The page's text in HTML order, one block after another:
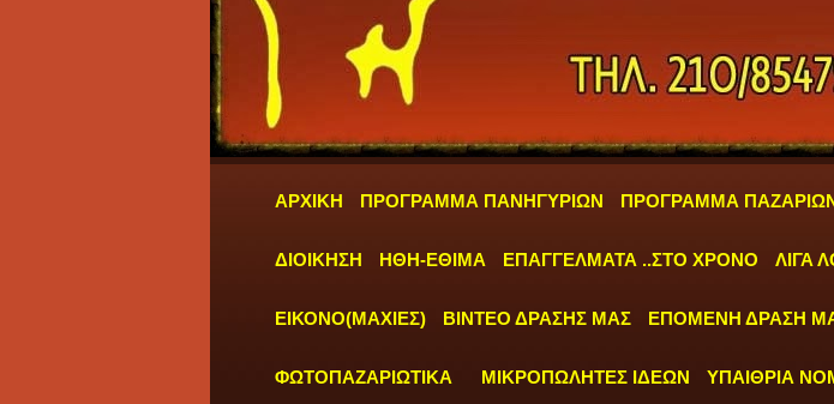
ΑΡΧΙΚΗ ΠΡΟΓΡΑΜΜΑ ΠΑΝΗΓΥΡΙΩΝ ΠΡΟΓΡΑΜΜΑ
ΔΙΟΙΚΗΣΗ ΗΘΗ-ΕΘΙΜΑ ΕΠΑΓΓΕΛΜΑΤΑ ..ΣΤΟ ΧΡΟΝΟ ΛΙΓΑ
ΕΙΚΟΝΟ(ΜΑΧΙΕΣ) ΒΙΝΤΕΟ ΔΡΑΣΗΣ ΜΑΣ ΕΠΟΜΕΝΗ ΔΡΑΣΗ
ΦΩΤΟΠΑΖΑΡΙΩΤΙΚΑ ΜΙΚΡΟΠΩΛΗΤΕΣ ΙΔΕΩΝ ΥΠΑΙΘΡΙΑ